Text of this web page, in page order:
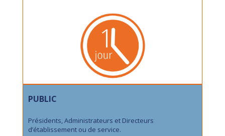
PUBLIC
Présidents, Administrateurs et Directeurs
d’établissement ou de service.